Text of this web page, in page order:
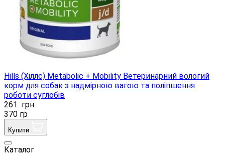
Hills (Хіллс) Metabolic + Mobility Ветеринарний вологий
корм для собак з надмірною вагою та поліпшення
роботи суглобів
261 грн
370 гр
Купити
Каталог